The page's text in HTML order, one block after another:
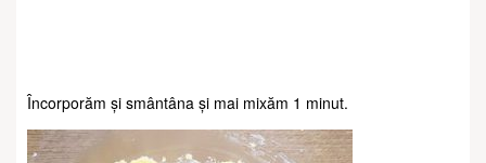
Încorporăm și smântâna și mai mixăm 1 minut.